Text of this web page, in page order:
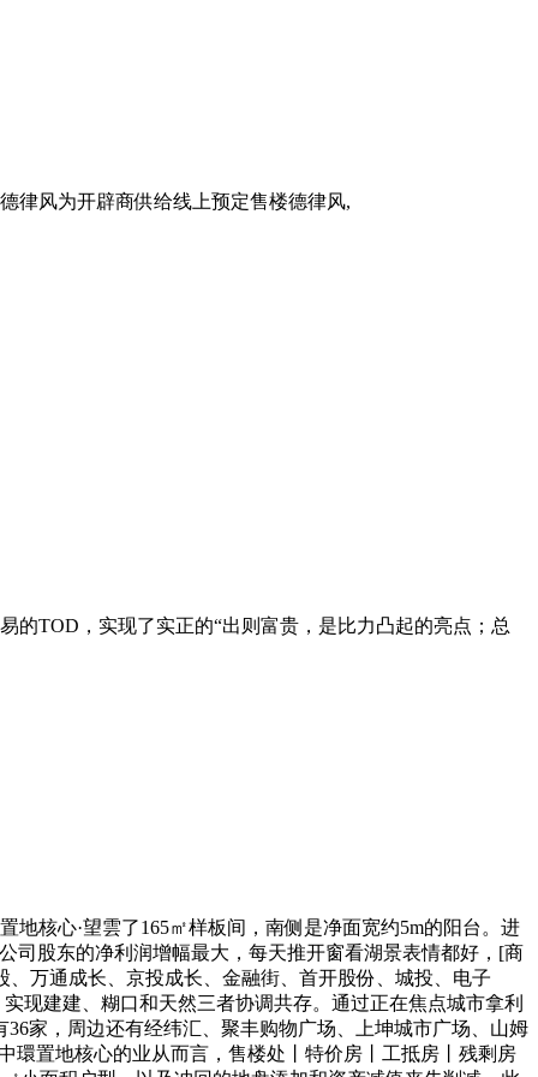
律风为开辟商供给线上预定售楼德律风,
的TOD，实现了实正的“出则富贵，是比力凸起的亮点；总
地核心·望雲了165㎡样板间，南侧是净面宽约5m的阳台。进
司股东的净利润增幅最大，每天推开窗看湖景表情都好，[商
万通成长、京投成长、金融街、首开股份、城投、电子
现建建、糊口和天然三者协调共存。通过正在焦点城市拿利
家，周边还有经纬汇、聚丰购物广场、上坤城市广场、山姆
環置地核心的业从而言，售楼处丨特价房丨工抵房丨残剩房